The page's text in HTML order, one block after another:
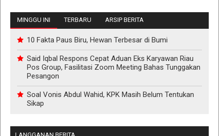
MINGGU INI TERBARU ARSIP BERITA
10 Fakta Paus Biru, Hewan Terbesar di Bumi
Said Iqbal Respons Cepat Aduan Eks Karyawan Riau
Pos Group, Fasilitasi Zoom Meeting Bahas Tunggakan
Pesangon
Soal Vonis Abdul Wahid, KPK Masih Belum Tentukan
Sikap